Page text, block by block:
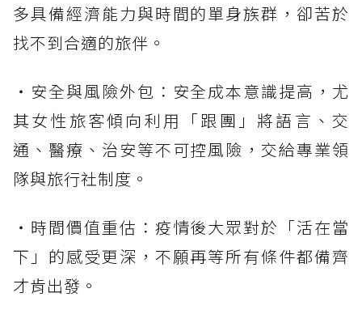
多具備經濟能力與時間的單身族群，卻苦於
找不到合適的旅伴。
・安全與風險外包：安全成本意識提高，尤
其女性旅客傾向利用「跟團」將語言、交
通、醫療、治安等不可控風險，交給專業領
隊與旅行社制度。
・時間價值重估：疫情後大眾對於「活在當
下」的感受更深，不願再等所有條件都備齊
才肯出發。